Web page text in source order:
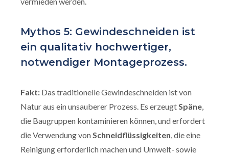
Mythos 5: Gewindeschneiden ist
ein qualitativ hochwertiger,
notwendiger Montageprozess.
Fakt: Das traditionelle Gewindeschneiden ist von
Natur aus ein unsauberer Prozess. Es erzeugtSpäne,
die Baugruppen kontaminieren können, und erfordert
die Verwendung vonSchneidflüssigkeiten, die eine
Reinigung erforderlich machen und Umwelt- sowie